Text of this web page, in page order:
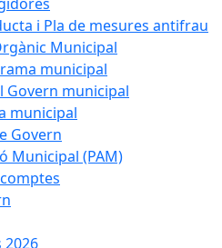
i Pla de mesures antifrau
Municipal
municipal
Govern municipal
municipal
Govern
Municipal (PAM)
2026